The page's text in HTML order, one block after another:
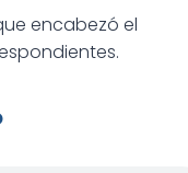
encabezó el